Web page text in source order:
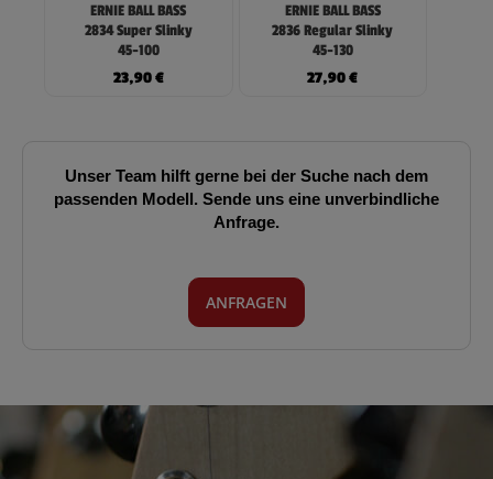
ERNIE BALL BASS
2834 Super Slinky
45-100
23,90€
ERNIE BALL BASS
2836 Regular Slinky
45-130
27,90€
Unser Team hilft gerne bei der Suche nach dem
passenden Modell. Sende uns eine unverbindliche
Anfrage.
ANFRAGEN